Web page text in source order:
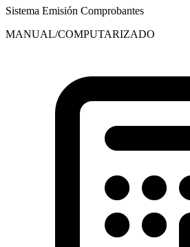
Sistema Emisión Comprobantes
MANUAL/COMPUTARIZADO